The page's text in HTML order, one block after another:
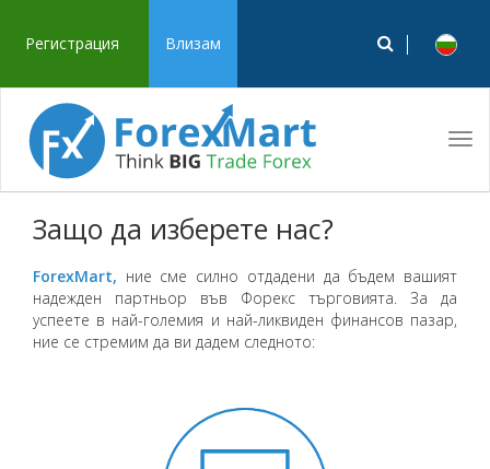
Регистрация Влизам
Защо да изберете нас?
ForexMart, ние сме силно отдадени да бъдем вашият
надежден партньор във Форекс търговията. За да
успеете в най-големия и най-ликвиден финансов пазар,
ние се стремим да ви дадем следното: